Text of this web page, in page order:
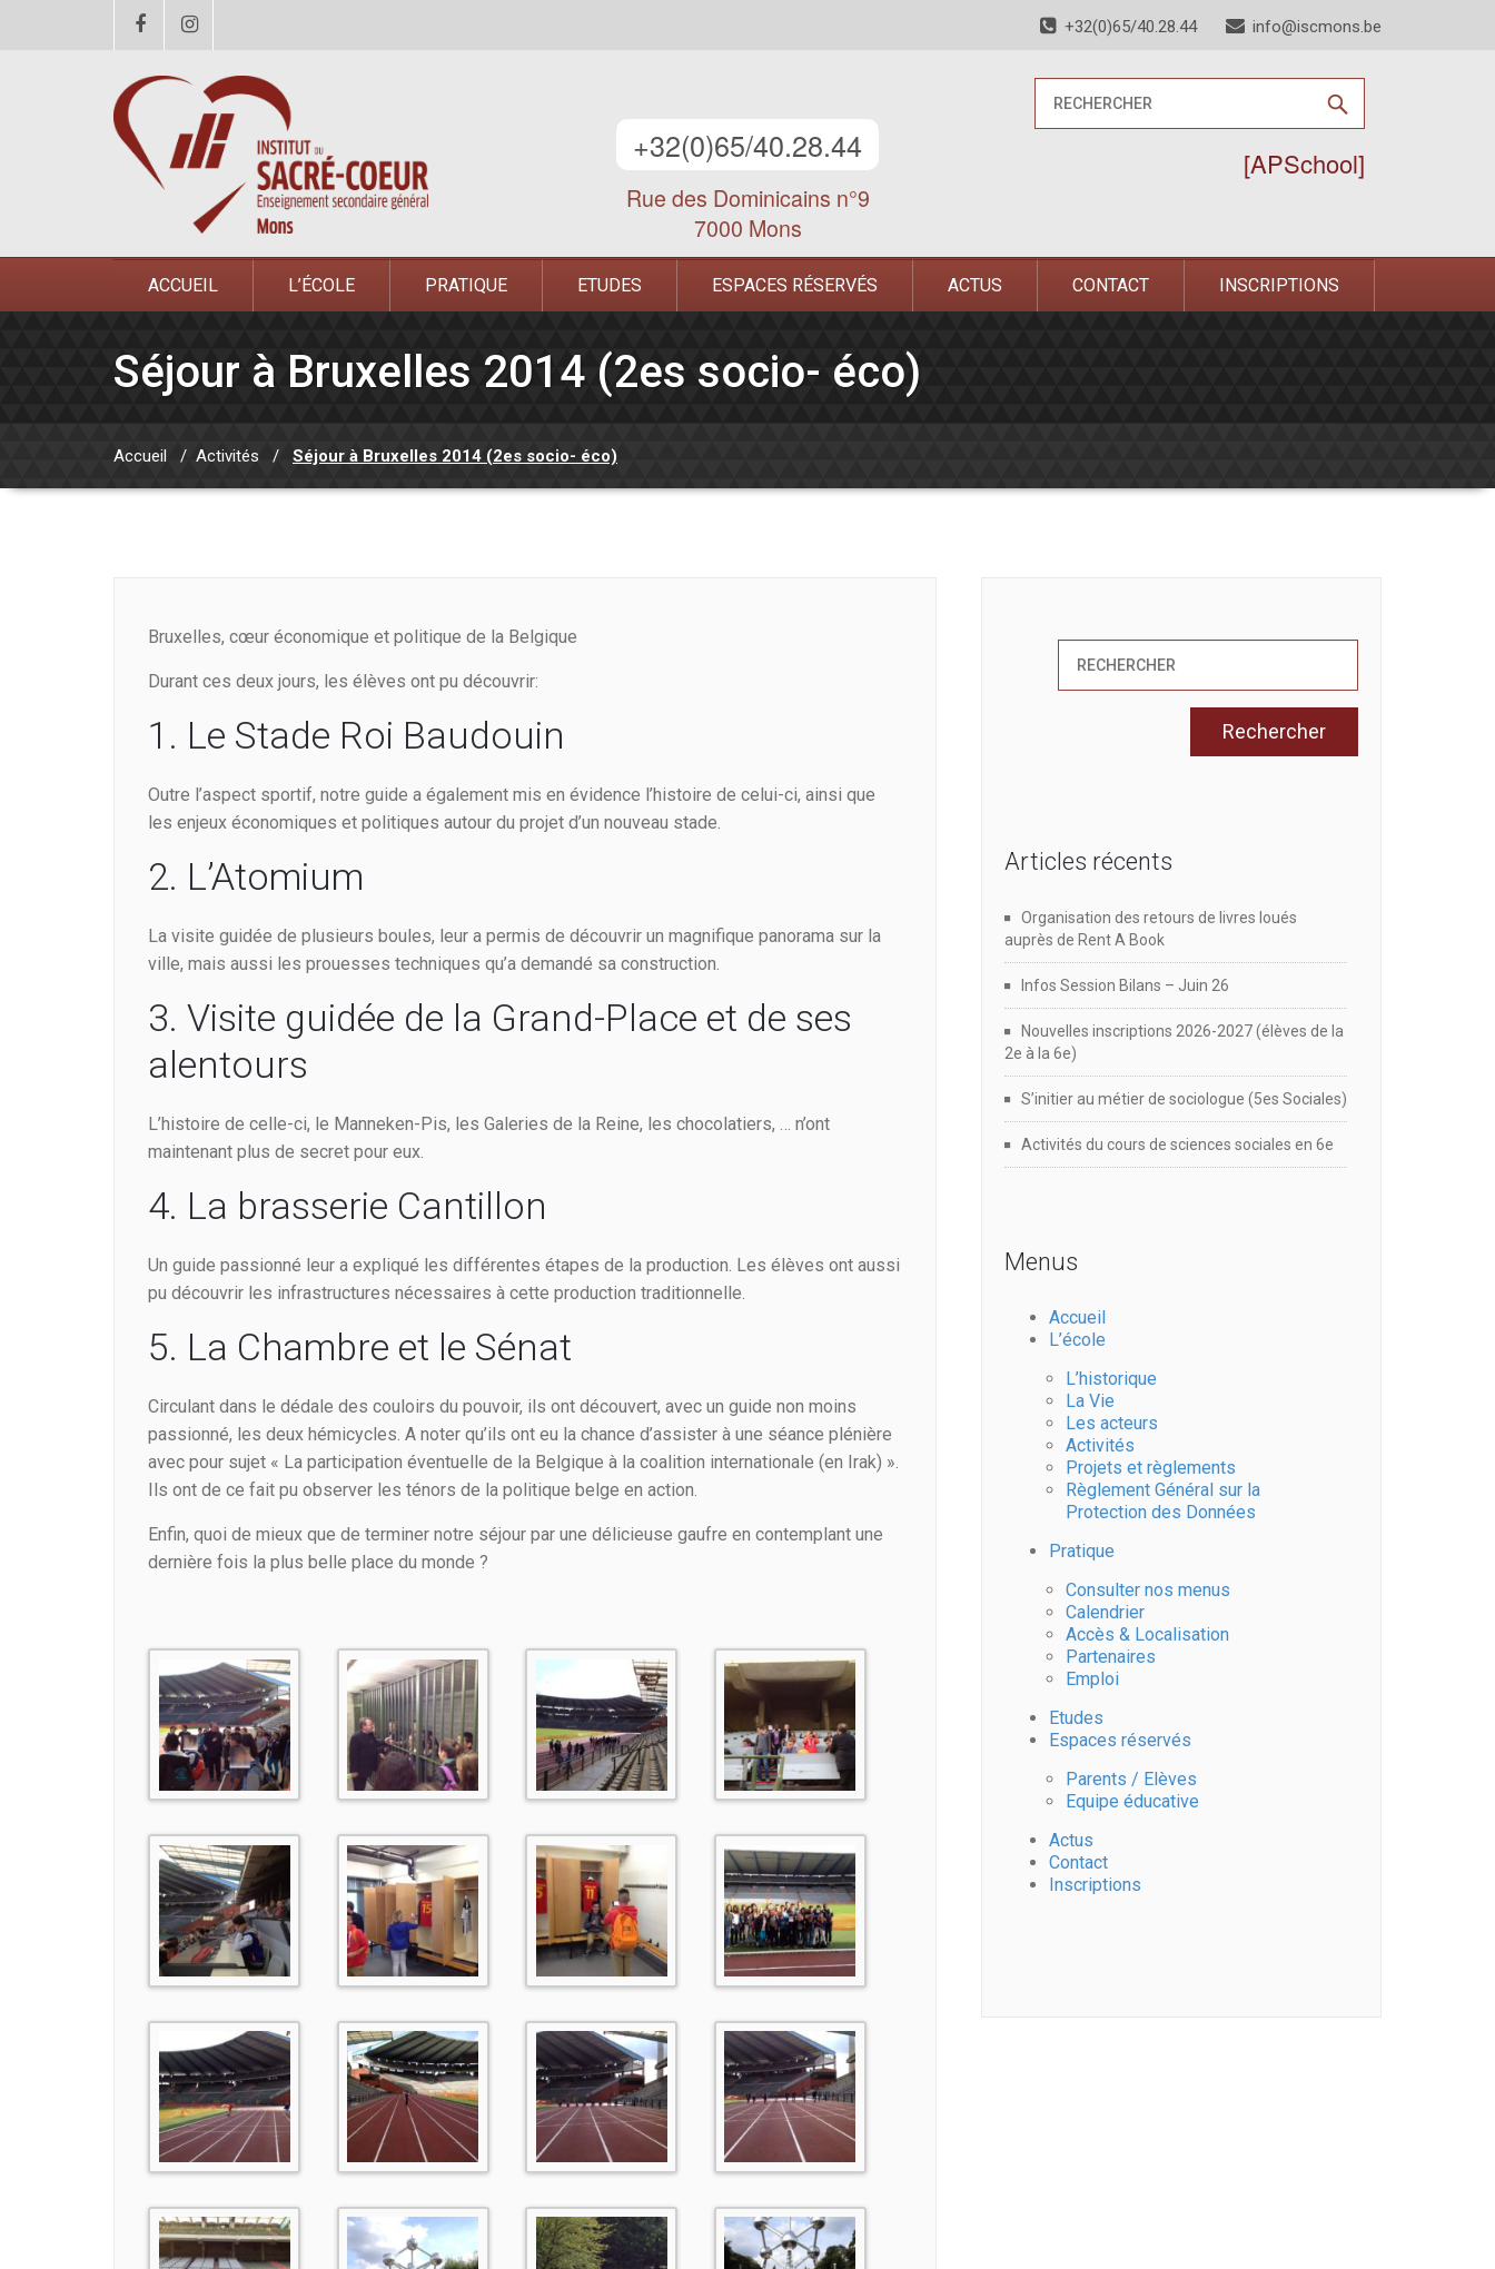
+32(0)65/40.28.44 info@iscmons.be
+32(0)65/40.28.44
Rue des Dominicains n°9
7000 Mons
[APSchool]
ACCUEIL L’ÉCOLE PRATIQUE ETUDES ESPACES RÉSERVÉS ACTUS CONTACT INSCRIPTIONS
Séjour à Bruxelles 2014 (2es socio- éco)
Accueil / Activités / Séjour à Bruxelles 2014 (2es socio- éco)
Bruxelles, cœur économique et politique de la Belgique
Durant ces deux jours, les élèves ont pu découvrir:
1. Le Stade Roi Baudouin
Outre l’aspect sportif, notre guide a également mis en évidence l’histoire de celui-ci, ainsi que
les enjeux économiques et politiques autour du projet d’un nouveau stade.
2. L’Atomium
La visite guidée de plusieurs boules, leur a permis de découvrir un magnifique panorama sur la
ville, mais aussi les prouesses techniques qu’a demandé sa construction.
3. Visite guidée de la Grand-Place et de ses
alentours
L’histoire de celle-ci, le Manneken-Pis, les Galeries de la Reine, les chocolatiers, … n’ont
maintenant plus de secret pour eux.
4. La brasserie Cantillon
Un guide passionné leur a expliqué les différentes étapes de la production. Les élèves ont aussi
pu découvrir les infrastructures nécessaires à cette production traditionnelle.
5. La Chambre et le Sénat
Circulant dans le dédale des couloirs du pouvoir, ils ont découvert, avec un guide non moins
passionné, les deux hémicycles. A noter qu’ils ont eu la chance d’assister à une séance plénière
avec pour sujet « La participation éventuelle de la Belgique à la coalition internationale (en Irak) ».
Ils ont de ce fait pu observer les ténors de la politique belge en action.
Enfin, quoi de mieux que de terminer notre séjour par une délicieuse gaufre en contemplant une
dernière fois la plus belle place du monde ?
Articles récents
Organisation des retours de livres loués
auprès de Rent A Book
Infos Session Bilans – Juin 26
Nouvelles inscriptions 2026-2027 (élèves de la
2e à la 6e)
S’initier au métier de sociologue (5es Sociales)
Activités du cours de sciences sociales en 6e
Menus
Accueil
L’école
L’historique
La Vie
Les acteurs
Activités
Projets et règlements
Règlement Général sur la
Protection des Données
Pratique
Consulter nos menus
Calendrier
Accès & Localisation
Partenaires
Emploi
Etudes
Espaces réservés
Parents / Elèves
Equipe éducative
Actus
Contact
Inscriptions